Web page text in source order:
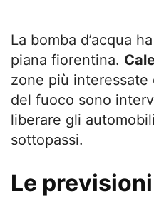
La bomba d’acqua
piana fiorentina.
zone più
del fuoco sono
liberare gli
sottopassi.
Le